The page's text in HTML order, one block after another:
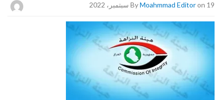
ByMoahmmad Editoron 19 سبتمبر، 2022